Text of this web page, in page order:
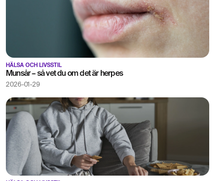
HÄLSA OCH LIVSSTIL
Munsår – så vet du om det är herpes
2026-01-29